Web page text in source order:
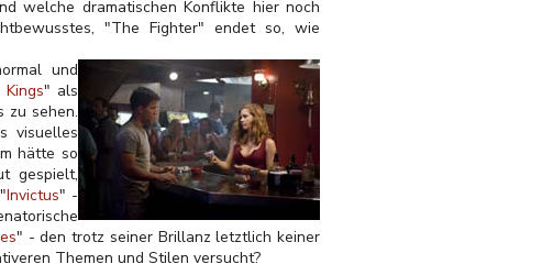
welche dramatischen Konflikte hier noch
"The Fighter" endet so, wie
und
" als
zu sehen.
visuelles
hätte so
gespielt,
Invictus" -
" - den trotz seiner Brillanz letztlich keiner
Themen und Stilen versucht?